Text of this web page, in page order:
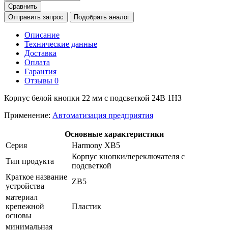
Сравнить
Отправить запрос
Подобрать аналог
Описание
Технические данные
Доставка
Оплата
Гарантия
Отзывы 0
Корпус белой кнопки 22 мм с подсветкой 24В 1НЗ
Применение: Автоматизация предприятия
Основные характеристики
Серия
Harmony XB5
Тип продукта
Корпус кнопки/переключателя с
подсветкой
Краткое название
устройства
ZB5
материал
крепежной
основы
Пластик
минимальная